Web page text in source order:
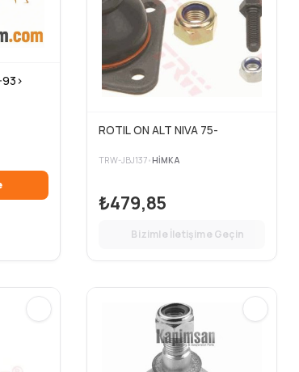
93>
ROTIL ON ALT NIVA 75-
TRW-JBJ137• HIMKA
₺479,85
Bizimle İletişime Geçin